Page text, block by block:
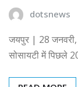
dotsnews
जयपुर | 28
सोसायटी में पिछले